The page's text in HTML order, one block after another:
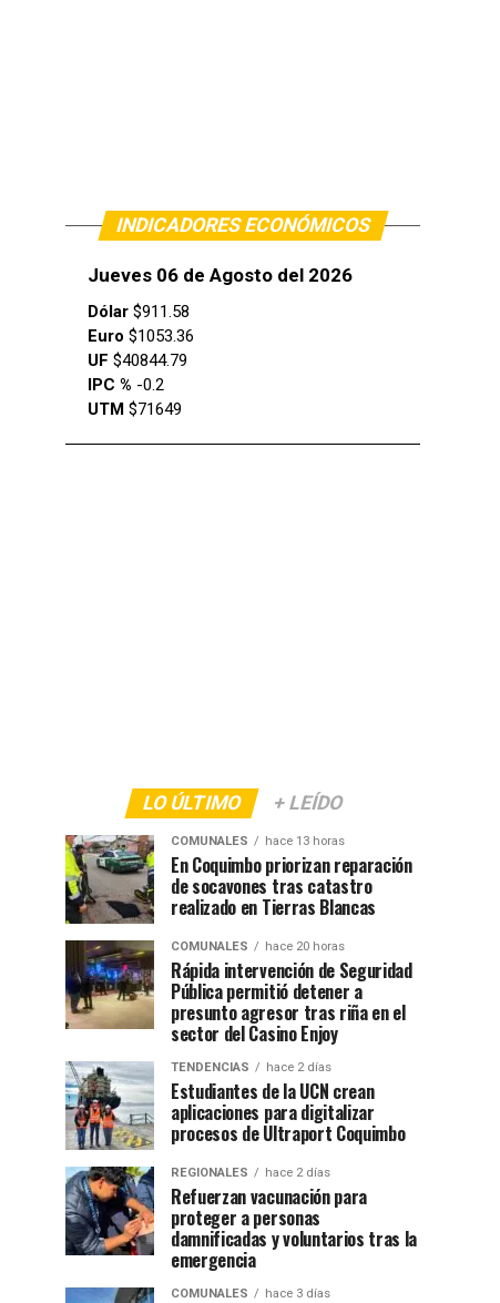
INDICADORES ECONÓMICOS
Jueves 06 de Agosto del 2026
Dólar $911.58
Euro $1053.36
UF $40844.79
IPC % -0.2
UTM $71649
LO ÚLTIMO + LEÍDO
COMUNALES hace 13 horas
En Coquimbo priorizan reparación
de socavones tras catastro
realizado en Tierras Blancas
COMUNALES hace 20 horas
Rápida intervención de Seguridad
Pública permitió detener a
presunto agresor tras riña en el
sector del Casino Enjoy
TENDENCIAS hace 2 días
Estudiantes de la UCN crean
aplicaciones para digitalizar
procesos de Ultraport Coquimbo
REGIONALES hace 2 días
Refuerzan vacunación para
proteger a personas
damnificadas y voluntarios tras la
emergencia
COMUNALES hace 3 días